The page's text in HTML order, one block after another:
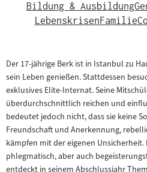
Bildung & Ausbildung
LebenskrisenFamilie
Der 17-jährige Berk ist in Istanbul zu
sein Leben genießen. Stattdessen
exklusives Elite-Internat. Seine
überdurchschnittlich reichen und
bedeutet jedoch nicht, dass sie keine
Freundschaft und Anerkennung,
kämpfen mit der eigenen Unsicherheit.
phlegmatisch, aber auch
entdeckt in seinem Abschlussjahr